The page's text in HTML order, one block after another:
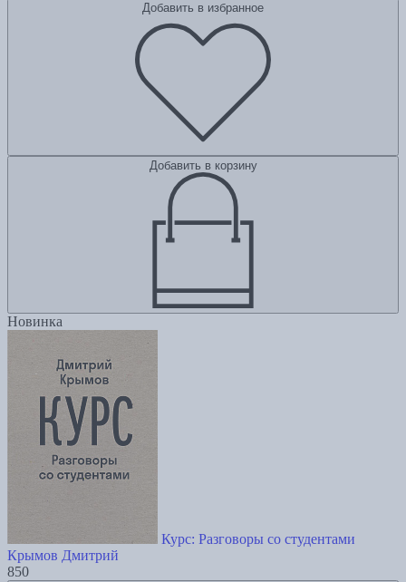
Добавить в избранное
Добавить в корзину
Новинка
Курс: Разговоры со студентами
Крымов Дмитрий
850